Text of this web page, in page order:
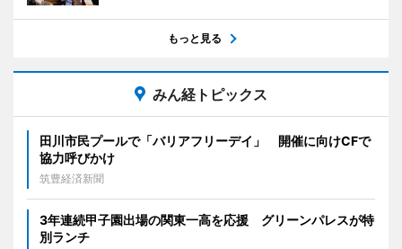
もっと見る
みん経トピックス
田川市民プールで「バリアフリーデイ」 開催に向けCFで
協力呼びかけ
筑豊経済新聞
3年連続甲子園出場の関東一高を応援 グリーンパレスが特
別ランチ